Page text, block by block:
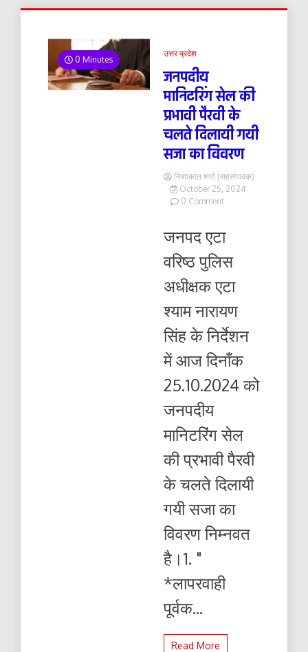
0 Minutes
उत्तर प्रदेश
जनपदीय
मानिटरिंग सेल की
प्रभावी पैरवी के
चलते दिलायी गयी
सजा का विवरण
निशाकांत शर्मा (सहसंपादक)
October 25, 2024
0 Commenton
प्रभावी
के
दिलायी
गयी
सजा
विवरण
जनपद एटा
वरिष्ठ पुलिस
अधीक्षक एटा
श्याम नारायण
सिंह के निर्देशन
में आज दिनाँक
25.10.2024 को
जनपदीय
मानिटरिंग सेल
की प्रभावी पैरवी
के चलते दिलायी
गयी सजा का
विवरण निम्नवत
है।1. "
*लापरवाही
पूर्वक...
Read More